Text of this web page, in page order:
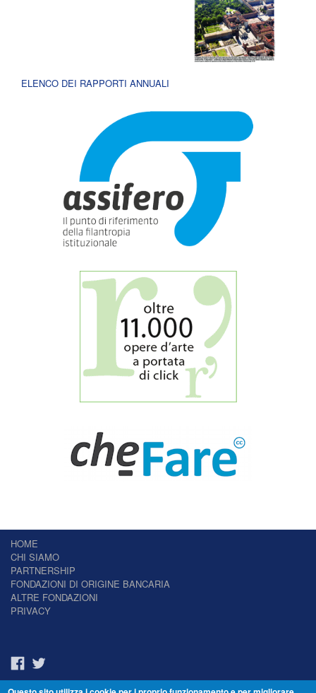
ELENCO DEI RAPPORTI ANNUALI
HOME
CHI SIAMO
PARTNERSHIP
FONDAZIONI DI ORIGINE BANCARIA
ALTRE FONDAZIONI
PRIVACY